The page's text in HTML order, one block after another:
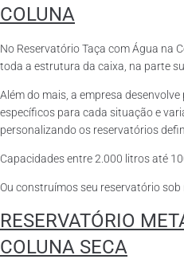
COLUNA
No Reservatório Taça com Água na
toda a estrutura da caixa, na parte
Além do mais, a empresa
específicos para cada situação e
personalizando os reservatórios
Capacidades entre 2.000 litros até
Ou construímos seu reservatório sob
RESERVATÓRIO
COLUNA SECA